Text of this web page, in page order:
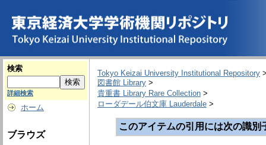
検索
詳細検索
ホーム
ブラウズ
Tokyo Keizai University Institutional Repository
図書館 Library >
貴重書 Library Rare Collection >
ローダデール伯文庫 Lauderdale >
このアイテムの引用には次の識